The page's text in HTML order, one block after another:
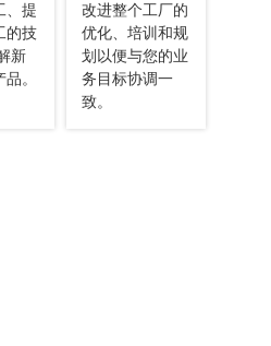
、提
的技
新
。
改进整个工厂的
优化、培训和规
划以便与您的业
务目标协调一
致。